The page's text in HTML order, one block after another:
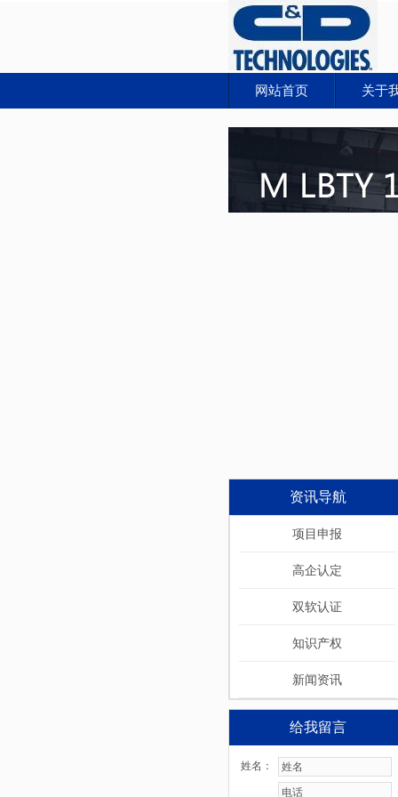
网站首页 关于
资讯导航
项目申报
高企认定
双软认证
知识产权
新闻资讯
给我留言
姓名：